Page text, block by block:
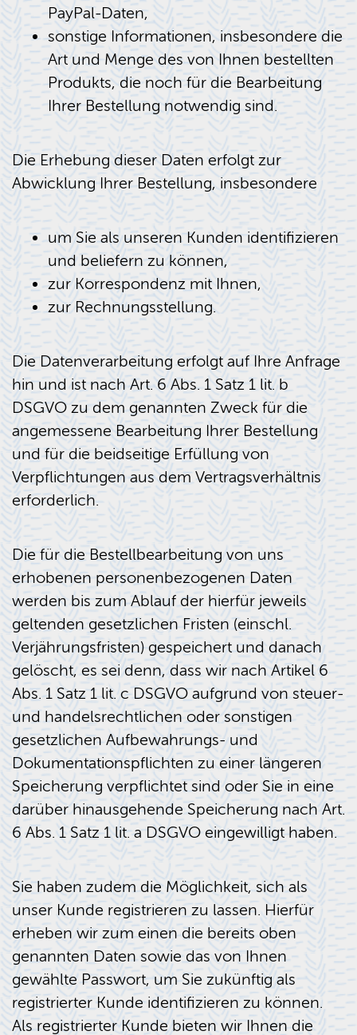
PayPal-Daten,
sonstige Informationen, insbesondere die
Art und Menge des von Ihnen bestellten
Produkts, die noch für die Bearbeitung
Ihrer Bestellung notwendig sind.
Die Erhebung dieser Daten erfolgt zur
Abwicklung Ihrer Bestellung, insbesondere
um Sie als unseren Kunden identifizieren
und beliefern zu können,
zur Korrespondenz mit Ihnen,
zur Rechnungsstellung.
Die Datenverarbeitung erfolgt auf Ihre Anfrage
hin und ist nach Art. 6 Abs. 1 Satz 1 lit. b
DSGVO zu dem genannten Zweck für die
angemessene Bearbeitung Ihrer Bestellung
und für die beidseitige Erfüllung von
Verpflichtungen aus dem Vertragsverhältnis
erforderlich.
Die für die Bestellbearbeitung von uns
erhobenen personenbezogenen Daten
werden bis zum Ablauf der hierfür jeweils
geltenden gesetzlichen Fristen (einschl.
Verjährungsfristen) gespeichert und danach
gelöscht, es sei denn, dass wir nach Artikel 6
Abs. 1 Satz 1 lit. c DSGVO aufgrund von steuer-
und handelsrechtlichen oder sonstigen
gesetzlichen Aufbewahrungs- und
Dokumentationspflichten zu einer längeren
Speicherung verpflichtet sind oder Sie in eine
darüber hinausgehende Speicherung nach Art.
6 Abs. 1 Satz 1 lit. a DSGVO eingewilligt haben.
Sie haben zudem die Möglichkeit, sich als
unser Kunde registrieren zu lassen. Hierfür
erheben wir zum einen die bereits oben
genannten Daten sowie das von Ihnen
gewählte Passwort, um Sie zukünftig als
registrierter Kunde identifizieren zu können.
Als registrierter Kunde bieten wir Ihnen die